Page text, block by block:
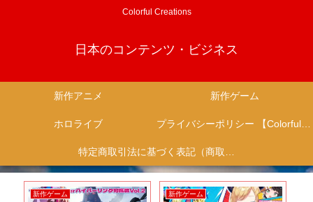
Colorful Creations
日本のコンテンツ・ビジネス
新作アニメ 新作ゲーム
ホロライブ プライバシーポリシー 【Colorful Creation】
特定商取引法に基づく表記（商取引に関する開示）
新作ゲーム 新作ゲーム